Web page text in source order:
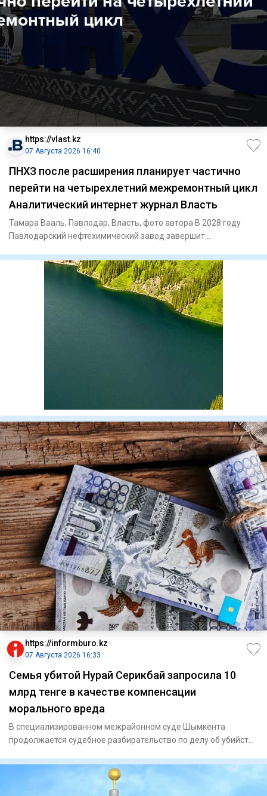
https://vlast.kz
07 Августа 2026 16:40
ПНХЗ после расширения планирует частично
перейти на четырехлетний межремонтный цикл
Аналитический интернет журнал Власть
Тамара Вааль, Павлодар, Власть, фото автора В 2028 году
Павлодарский нефтехимический завод завершит
https://informburo.kz
07 Августа 2026 16:33
Семья убитой Нурай Серикбай запросила 10
млрд тенге в качестве компенсации
морального вреда
В специализированном межрайонном суде Шымкента
продолжается судебное разбирательство по делу об убийстве